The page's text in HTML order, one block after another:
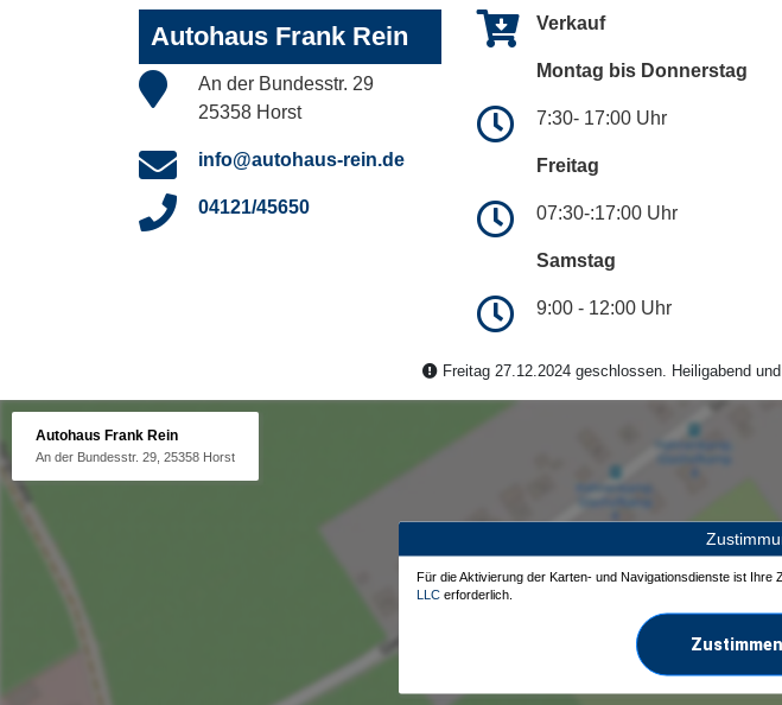
Autohaus Frank Rein
An der Bundesstr. 29
25358 Horst
info@autohaus-rein.de
04121/45650
Verkauf
Montag bis Donnerstag
7:30- 17:00 Uhr
Freitag
07:30-:17:00 Uhr
Samstag
9:00 - 12:00 Uhr
Freitag 27.12.2024 geschlossen. Heiligabend
Autohaus Frank Rein
An der Bundesstr. 29, 25358 Horst
Für die Aktivierung der Karten- und Navigationsdienste ist Ihre
LLC erforderlich.